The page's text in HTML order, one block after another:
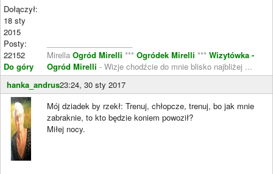
Dołączył:
18 sty
2015
Posty:
22152
Do góry
Mirella Ogród Mirelli *** Ogródek Mirelli *** Wizytówka -
Ogród Mirelli - Wizje chodźcie do mnie blisko najbliżej ...
hanka_andrus23:24, 30 sty 2017
Mój dziadek by rzekł: Trenuj, chłopcze, trenuj, bo jak mnie
zabraknie, to kto będzie koniem powoził?
Miłej nocy.